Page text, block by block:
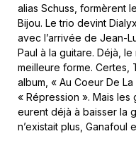
alias Schuss, formèrent
Bijou. Le trio devint
avec l’arrivée de Jean-
Paul à la guitare. Déjà,
meilleure forme. Certes,
album, « Au Coeur De
« Répression ». Mais
eurent déjà à baisser la
n’existait plus, Ganafoul